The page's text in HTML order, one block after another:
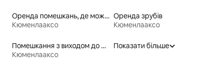
Оренда помешкань, де можна перебувати з домашніми тваринами
Кюменлааксо
Оренда зрубів
Кюменлааксо
Помешкання з виходом до пляжу
Кюменлааксо
Показати більше